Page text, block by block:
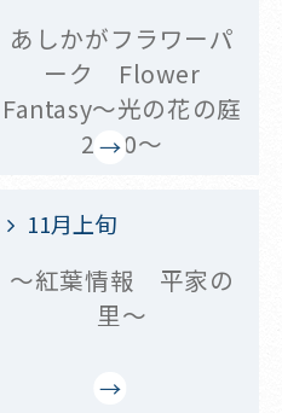
あしかがフラワーパ
ーク Flower
Fantasy～光の花の庭
2020～
11月上旬
～紅葉情報 平家の
里～